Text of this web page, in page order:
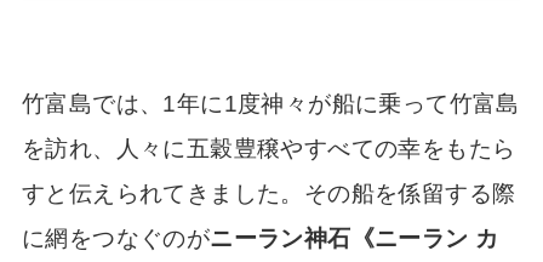
竹富島では、1年に1度神々が船に乗って竹富島
を訪れ、人々に五穀豊穣やすべての幸をもたら
すと伝えられてきました。その船を係留する際
に網をつなぐのがニーラン神石《ニーラン カ